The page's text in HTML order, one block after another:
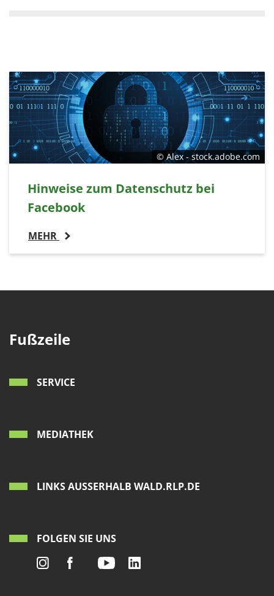
© Alex - stock.adobe.com
Hinweise zum Datenschutz bei
Facebook
MEHR
Fußzeile
SERVICE
MEDIATHEK
LINKS AUSSERHALB WALD.RLP.DE
FOLGEN SIE UNS